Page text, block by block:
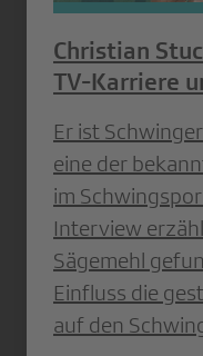
Christian
TV-Karriere
Er ist
eine der
im
Interview
Sägemehl
Einfluss die
auf den